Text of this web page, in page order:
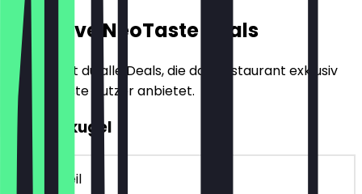
Exklusive NeoTaste Deals
Hier findest du alle Deals, die das Restaurant exklusiv
für NeoTaste Nutzer anbietet.
2für1 Eiskugel
~3 € Vorteil